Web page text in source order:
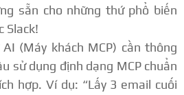
sẵn cho những thứ phổ biến
Slack!
(Máy khách MCP) cần thông
sử dụng định dạng MCP chuẩn
hợp. Ví dụ: “Lấy 3 email cuối